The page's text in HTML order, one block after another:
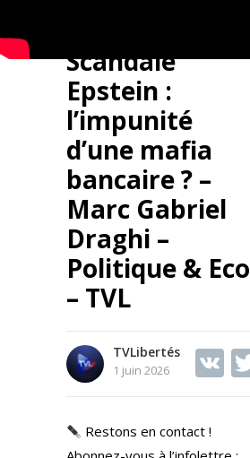
Scandale
Epstein :
l’impunité
d’une mafia
bancaire ? –
Marc Gabriel
Draghi –
Politique & Eco
– TVL
TVLibertés
1 juin 2026 V
Restons en contact !